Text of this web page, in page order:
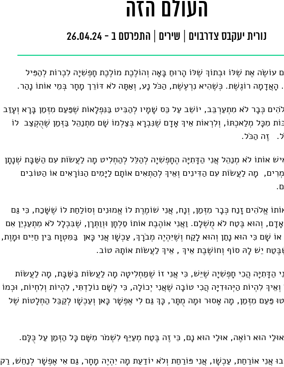
העולם הזה
נורית יעקבס צדרבוים שירים התפרסם ב - 26.04.24
עוֹשֶׂה אֶת שֶׁלּוֹ וּבְתוֹךְ שֶׁלּוֹ הָרוּחַ בָּאָה וְהוֹלֶכֶת מוֹלֶכֶת חָפְשִׁיָה לִכְרוֹת לְהַפִּיל
הָאֲדָמָה רוֹגֶשֶׁת. כְּשֶׁהִיא נִרְעֶשֶׁת, הַכֹּל נָע, וְאַתָּה לֹא דּוֹרֵך מָחָר בְּמֵי אוֹתוֹ נָהַר.
כְּבָר לֹא מִתְעַרְבֵּב, יוֹשֵׁב עַל כֵּס שָׁמָיו לְהַבִּיט בַּנִּפְלָאוֹת שֶׁפַּעַם מִזְּמַן בָּרָא וְעָזַב
מִכָּל מְלַאכְתּוֹ, וְלִרְאוֹת אֵיךְ אָדָם שֶׁנִּבְרָא בְּצַלְמוֹ שָׁם מִתְנַהֵל בַּזְּמַן שֶׁהֻקְצַב לוֹ
זֶה הַכֹּל.
אוֹתוֹ לֹא מְנַהֵל אֲנִי הַדָּתִיָּה הֶחָפְשִׁיָה לְהַלֵּל לְהַחְלִיט מָה לַעֲשׂוֹת עִם הַשַּׁבָּת שְׁנָתָן
מָה לַעֲשׂוֹת עִם הַדִּינִים וְאֵיךְ לְהַתְאִים אוֹתָם לַיָּמִים הַנּוֹרָאִים אוֹ הַטּוֹבִים
אֱלֹהִים זָנַח כְּבָר מִזְּמַן, וְנָח, אֲנִי שׁוֹמֶרֶת לוֹ אֱמוּנִים וְסוֹלַחַת לוֹ שֶׁשָּׁכַח, כִּי גַּם
וְהוּא בֶּטַח לֹא מֻשְׁלָם. וַאֲנִי אוֹהֶבֶת אוֹתוֹ סַלְחָן וּוְוַתְּרָן, שֶׁבִּכְלָל לֹא מִתְעַנְיֵן אִם
שָׁם כִּי הוּא נָתַן וְהוּא לָקַח וְשֶׁיִּהְיֶה מְבֹרָךְ, עַכְשָׁו אֲנִי כָּאן בַּמִּטְוָח בֵּין חַיִּים וּמָוֶת,
יֵשׁ לָהּ סוֹף וְחוֹשֶׁבֶת אֵיךְ , אֵיךְ לַעֲשׂוֹת אוֹתָהּ טוֹב.
הַדָּתִיָּה הֲכִי חָפְשִׁיָה שֶׁיֵּשׁ, כִּי אֲנִי זוֹ שֶׁמַּחְלִיטָה מָה לַעֲשׂוֹת בַּשַּׁבָּת, מָה לַעֲשׂוֹת
לִהְיוֹת הַיְּהוּדִיָּה הֲכִי טוֹבָה שֶׁאֲנִי יְכוֹלָה, כִּי לְשָׁם נוֹלַדְתִּי, לִהְיוֹת וְלִחְיוֹת, וּכְמוֹ
פַּעַם מִזְּמַן, מָה אָסוּר וּמָה מֻתָּר, כָּךְ גַּם לִי אֶפְשָׁר כָּאן וְעַכְשָׁו לְקַבֵּל הַחְלָטוֹת שֶׁל
הוּא רוֹאֶה, אוּלַי הוּא נָם, כִּי זֶה בֶּטַח מְעַיֵּף לִשְׁמֹר מִשָּׁם כָּל הַזְּמַן עַל כֻּלָּם.
אֲנִי אוֹרַחַת, עַכְשָׁו, אֲנִי פּוֹרַחַת וְלֹא יוֹדַעַת מָה יִהְיֶה מָחָר, גַּם אִי אֶפְשָׁר לְנַחֵשׁ, רַק